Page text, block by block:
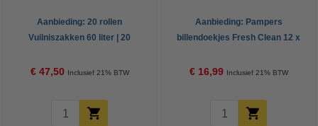
Aanbieding: 20 rollen
Vuilniszakken 60 liter | 20
123schoon
€ 47,50 Inclusief 21% BTW
Aanbieding: Pampers
billendoekjes Fresh Clean 12 x
€ 16,99 Inclusief 21% BTW